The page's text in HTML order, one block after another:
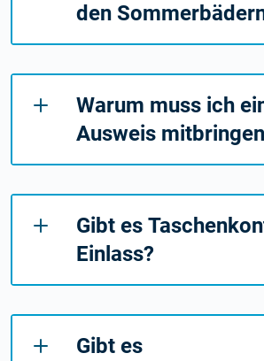
den
Warum muss ich
Ausweis
Gibt es
Einlass?
Gibt es